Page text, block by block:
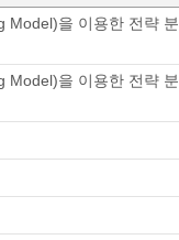
Model)을 이용한 전략 분
Model)을 이용한 전략 분